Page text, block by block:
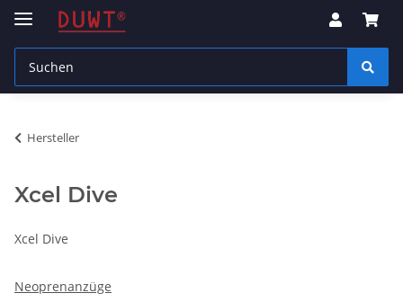
Hersteller
Xcel Dive
Xcel Dive
Neoprenanzüge